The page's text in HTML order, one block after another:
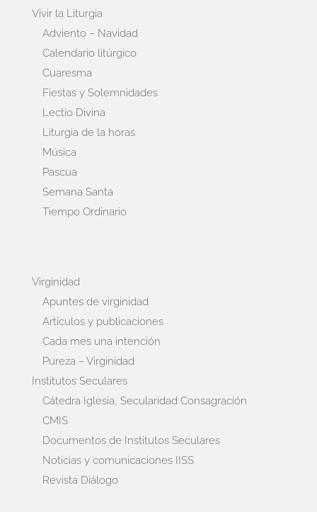
Vivir la Liturgia
Adviento – Navidad
Calendario litúrgico
Cuaresma
Fiestas y Solemnidades
Lectio Divina
Liturgia de la horas
Música
Pascua
Semana Santa
Tiempo Ordinario
Virginidad
Apuntes de virginidad
Artículos y publicaciones
Cada mes una intención
Pureza – Virginidad
Institutos Seculares
Cátedra Iglesia, Secularidad Consagración
CMIS
Documentos de Institutos Seculares
Noticias y comunicaciones IISS
Revista Diálogo